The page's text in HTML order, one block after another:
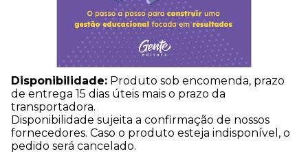
Disponibilidade: Produto sob encomenda, prazo
de entrega 15 dias úteis mais o prazo da
transportadora.
Disponibilidade sujeita a confirmação de nossos
fornecedores. Caso o produto esteja indisponível, o
pedido será cancelado.